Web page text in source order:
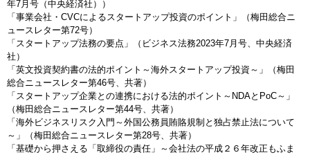
年7月号（中央経済社））
「事業会社・CVCによるスタートアップ投資のポイント」（梅田総合ニ
ュースレター第72号）
「スタートアップ法務の要点」（ビジネス法務2023年7月号、中央経済
社）
「英文投資契約書の法的ポイント～海外スタートアップ投資～」（梅田
総合ニュースレター第46号、共著）
「スタートアップ企業との連携における法的ポイント～NDAとPoC～」
（梅田総合ニュースレター第44号、共著）
「海外ビジネスリスク入門～外国公務員賄賂規制と独占禁止法について
～」（梅田総合ニュースレター第28号、共著）
「基礎から押さえる「取締役の責任」～会社法の平成２６年改正もふま